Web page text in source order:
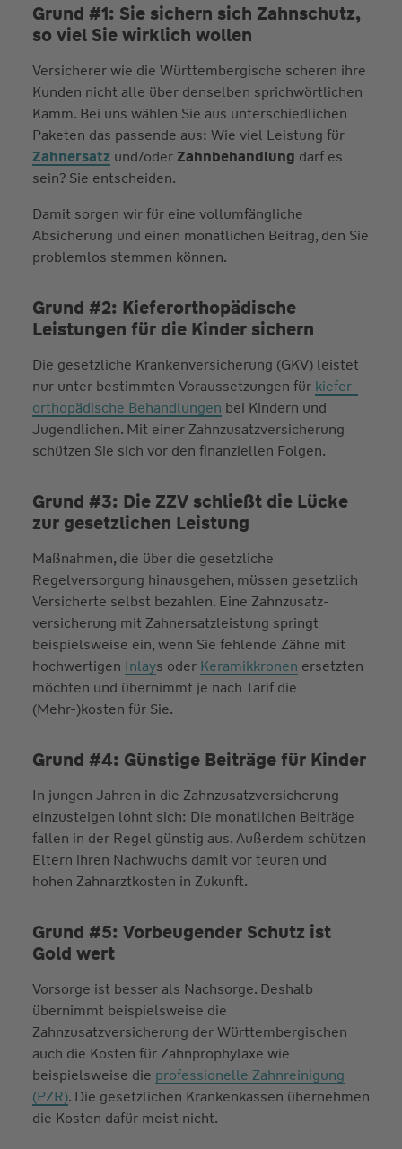
Grund #1: Sie sichern sich Zahnschutz,
so viel Sie wirklich wollen
Versicherer wie die Württembergische scheren ihre
Kunden nicht alle über denselben sprichwörtlichen
Kamm. Bei uns wählen Sie aus unterschiedlichen
Paketen das passende aus: Wie viel Leistung für
Zahnersatzund/oderZahnbehandlung darf es
sein? Sie entscheiden.
Damit sorgen wir für eine vollumfängliche
Absicherung und einen monatlichen Beitrag, den Sie
problemlos stemmen können.
Grund #2: Kiefer­orthopädische
Leistungen für die Kinder sichern
Die gesetzliche Krankenversicherung (GKV) leistet
nur unter bestimmten Voraussetzungen für kiefer­
orthopädische Behandlungen bei Kindern und
Jugendlichen. Mit einer Zahnzusatzversicherung
schützen Sie sich vor den finanziellen Folgen.
Grund #3: Die ZZV schließt die Lücke
zur gesetzlichen Leistung
Maßnahmen, die über die gesetzliche
Regelversorgung hinausgehen, müssen gesetzlich
Versicherte selbst bezahlen. Eine Zahn­zusatz­
versicherung mit Zahnersatzleistung springt
beispielsweise ein, wenn Sie fehlende Zähne mit
hochwertigen Inlays oder Keramikkronen ersetzten
möchten und übernimmt je nach Tarif die
(Mehr-)kosten für Sie.
Grund #4: Günstige Beiträge für Kinder
In jungen Jahren in die Zahn­zusatz­versicherung
einzusteigen lohnt sich: Die monatlichen Beiträge
fallen in der Regel günstig aus. Außerdem schützen
Eltern ihren Nachwuchs damit vor teuren und
hohen Zahnarztkosten in Zukunft.
Grund #5: Vorbeugender Schutz ist
Gold wert
Vorsorge ist besser als Nachsorge. Deshalb
übernimmt beispielsweise die
Zahnzusatzversicherung der Württembergischen
auch die Kosten für Zahnprophylaxe wie
beispielsweise die professionelle Zahnreinigung
(PZR). Die gesetzlichen Krankenkassen übernehmen
die Kosten dafür meist nicht.